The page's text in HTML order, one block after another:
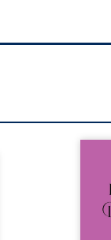
Nous
La